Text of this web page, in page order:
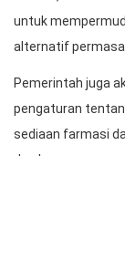
untuk
alternatif
Pemerintah juga
pengaturan
sediaan farmasi
dan bencana.